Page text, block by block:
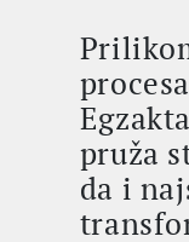
pruža
da i